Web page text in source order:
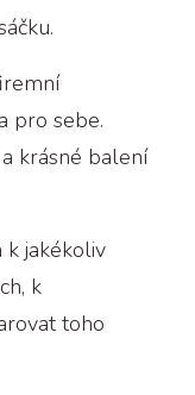
pro sebe.
krásné balení
k jakékoliv
k
toho